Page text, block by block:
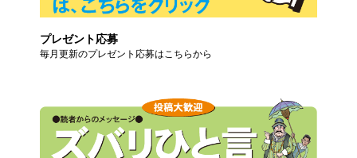
プレゼント応募
毎月更新のプレゼント応募はこちらから